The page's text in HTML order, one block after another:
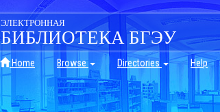
ЭЛЕКТРОННАЯ
БИБЛИОТЕКА БГЭУ
Home Browse Directories Help